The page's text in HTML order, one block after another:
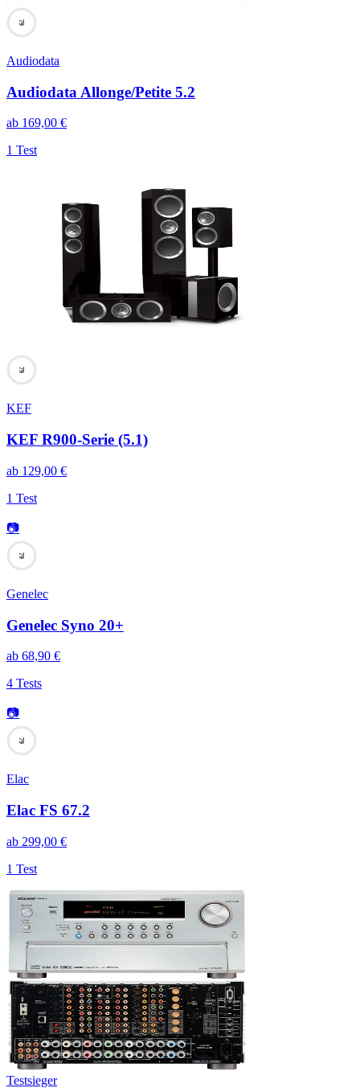
79
Audiodata
Audiodata Allonge/Petite 5.2
ab 169,00 €
1 Test
79
KEF
KEF R900-Serie (5.1)
ab 129,00 €
1 Test
📷
79
Genelec
Genelec Syno 20+
ab 68,90 €
4 Tests
📷
79
Elac
Elac FS 67.2
ab 299,00 €
1 Test
Testsieger